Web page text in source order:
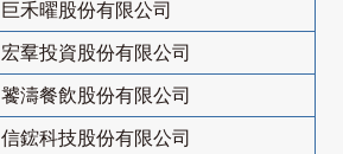
巨禾曜股份有限公司
宏羣投資股份有限公司
饕濤餐飲股份有限公司
信鋐科技股份有限公司